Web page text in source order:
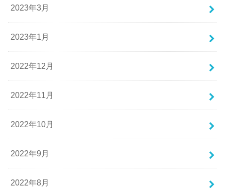
2023年3月
2023年1月
2022年12月
2022年11月
2022年10月
2022年9月
2022年8月